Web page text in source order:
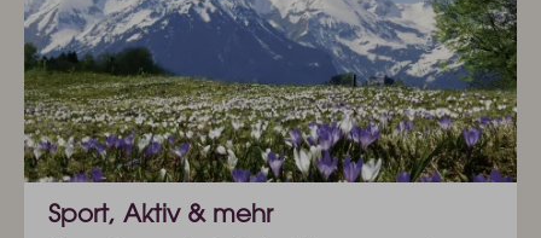
Webcams & Wetterbericht
Newsletter & Downloads Wissenswertes & AGB
Jobs & Karriere
Presse
Anreise
English
Kontakt E-Mail Tel.: 08322 963 30
Sport, Aktiv & mehr